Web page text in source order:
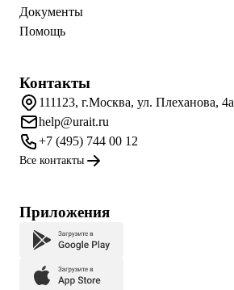
Документы
Помощь
Контакты
111123, г.Москва, ул. Плеханова, 4а
help@urait.ru
+7 (495) 744 00 12
Все контакты
Приложения